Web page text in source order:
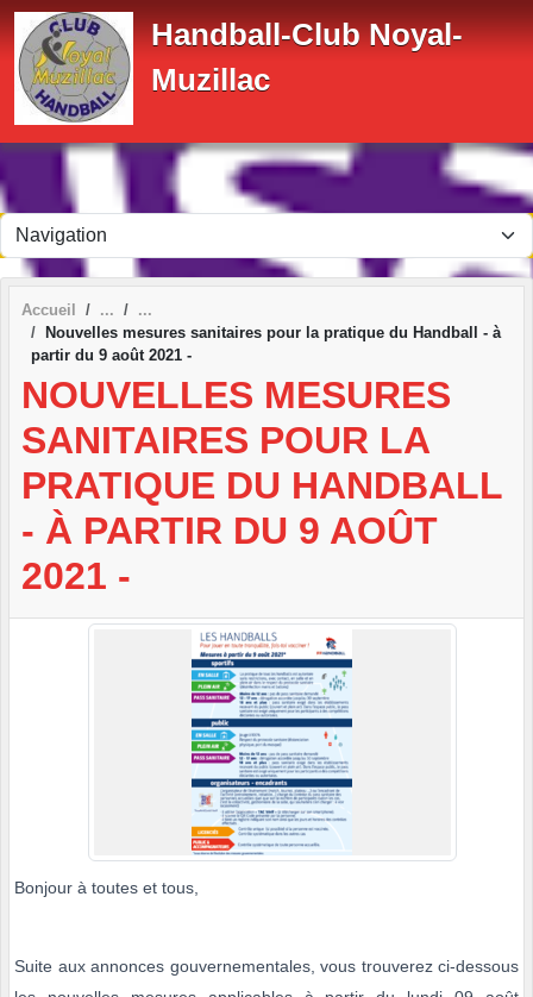
Handball-Club Noyal-
Muzillac
Accueil
Nouvelles mesures sanitaires pour la pratique du Handball - à
partir du 9 août 2021 -
NOUVELLES MESURES
SANITAIRES POUR LA
PRATIQUE DU HANDBALL
- À PARTIR DU 9 AOÛT
2021 -
Bonjour à toutes et tous,
Suite aux annonces gouvernementales, vous trouverez ci-dessous
Panneau de gestion des cookies